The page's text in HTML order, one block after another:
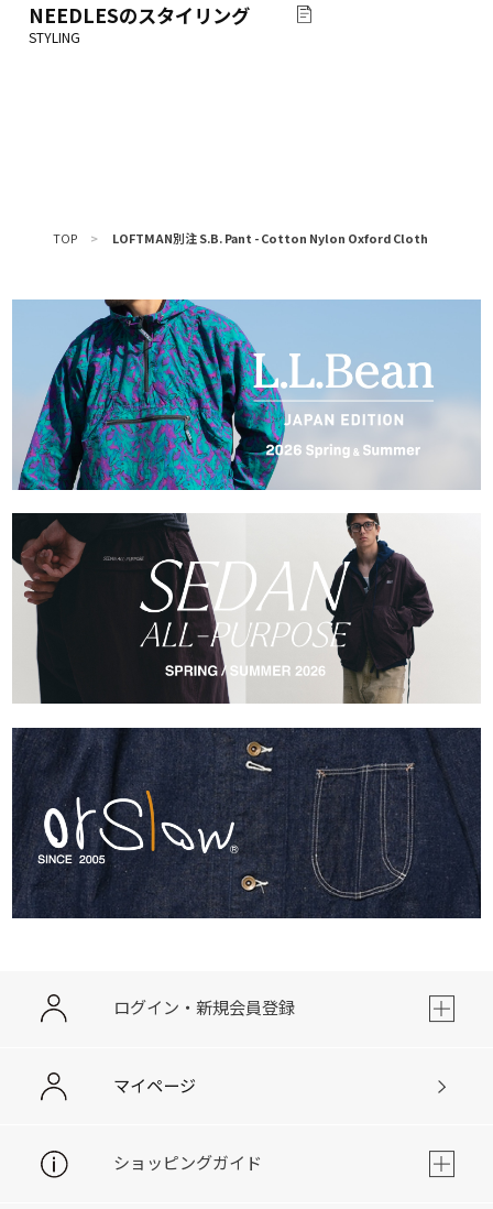
NEEDLESのスタイリング
TOP > LOFTMAN別注 S.B. Pant - Cotton Nylon Oxford Cloth
ログイン・新規会員登録
マイページ
ショッピングガイド